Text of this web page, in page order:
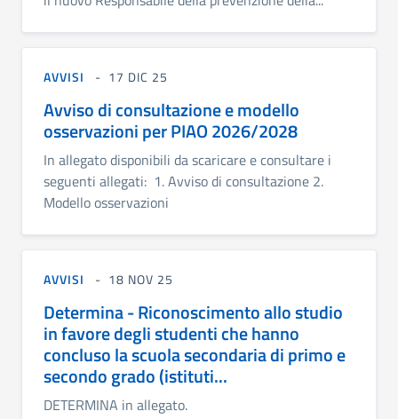
AVVISI 17 DIC 25
Avviso di consultazione e modello
osservazioni per PIAO 2026/2028
In allegato disponibili da scaricare e consultare i
seguenti allegati: 1. Avviso di consultazione 2.
Modello osservazioni
AVVISI 18 NOV 25
Determina - Riconoscimento allo studio
in favore degli studenti che hanno
concluso la scuola secondaria di primo e
secondo grado (istituti...
DETERMINA in allegato.